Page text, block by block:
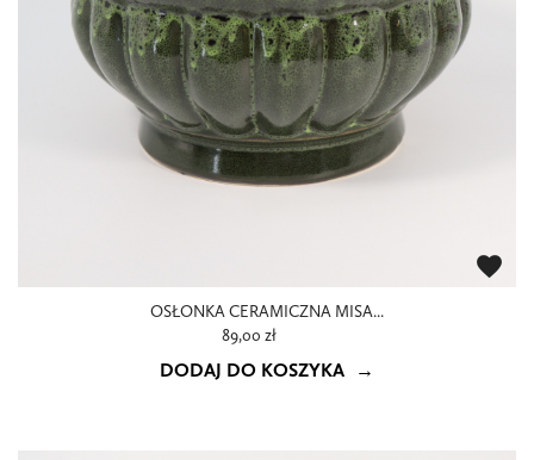
OSŁONKA CERAMICZNA MISA...
89,00 zł
favorite
DODAJ DO KOSZYKA